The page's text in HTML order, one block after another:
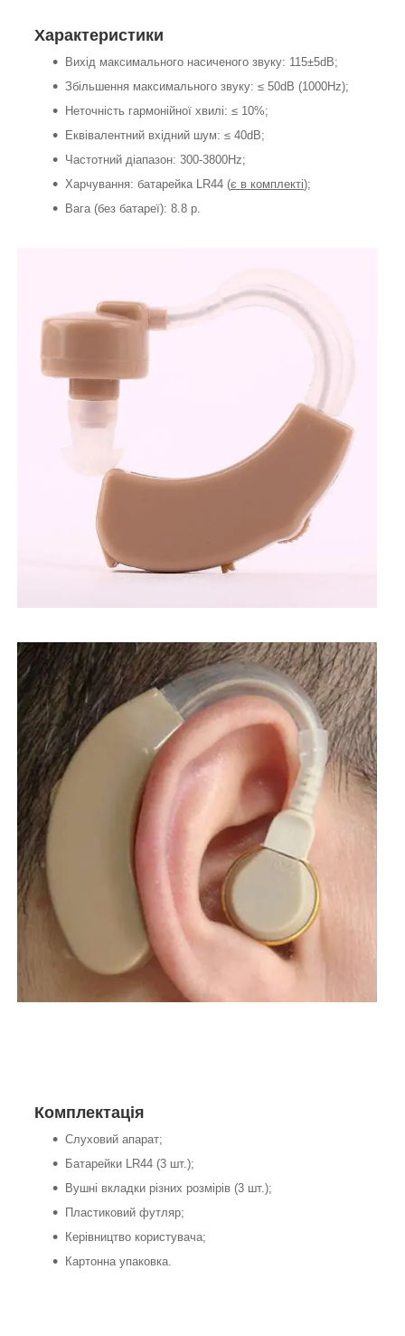
Характеристики
Вихід максимального насиченого звуку: 115±5dB;
Збільшення максимального звуку: ≤ 50dB (1000Hz);
Неточність гармонійної хвилі: ≤ 10%;
Еквівалентний вхідний шум: ≤ 40dB;
Частотний діапазон: 300-3800Hz;
Харчування: батарейка LR44 (є в комплекті);
Вага (без батареї): 8.8 р.
Комплектація
Слуховий апарат;
Батарейки LR44 (3 шт.);
Вушні вкладки різних розмірів (3 шт.);
Пластиковий футляр;
Керівництво користувача;
Картонна упаковка.